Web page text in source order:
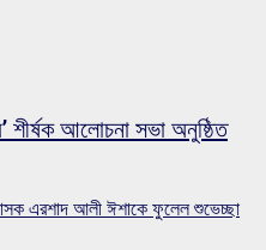
শীর্ষক আলোচনা সভা অনুষ্ঠিত
এরশাদ আলী ঈশাকে ফুলেল শুভেচ্ছা